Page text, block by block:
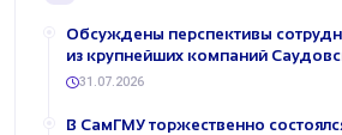
Обсуждены перспективы
из крупнейших компаний
31.07.2026
В СамГМУ торжественно